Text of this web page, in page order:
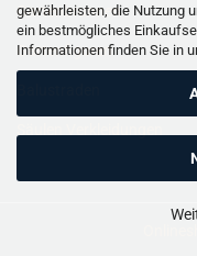
gewährleisten, die Nutzung
ein bestmögliches
Informationen finden Sie in
Gartenbrunnen
Gartenfiguren